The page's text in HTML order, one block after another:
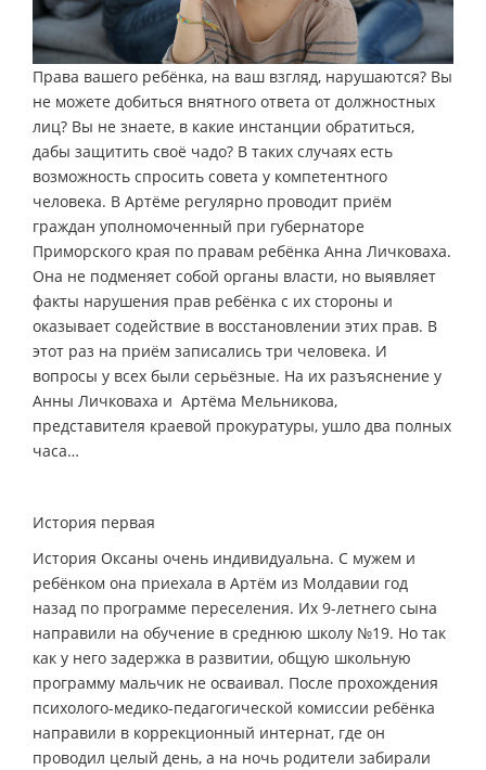
Права вашего ребёнка, на ваш взгляд, нарушаются? Вы
не можете добиться внятного ответа от должностных
лиц? Вы не знаете, в какие инстанции обратиться,
дабы защитить своё чадо? В таких случаях есть
возможность спросить совета у компетентного
человека. В Артёме регулярно проводит приём
граждан уполномоченный при губернаторе
Приморского края по правам ребёнка Анна Личковаха.
Она не подменяет собой органы власти, но выявляет
факты нарушения прав ребёнка с их стороны и
оказывает содействие в восстановлении этих прав. В
этот раз на приём записались три человека. И
вопросы у всех были серьёзные. На их разъяснение у
Анны Личковаха и Артёма Мельникова,
представителя краевой прокуратуры, ушло два полных
часа…
История первая
История Оксаны очень индивидуальна. С мужем и
ребёнком она приехала в Артём из Молдавии год
назад по программе переселения. Их 9-летнего сына
направили на обучение в среднюю школу №19. Но так
как у него задержка в развитии, общую школьную
программу мальчик не осваивал. После прохождения
психолого-медико-педагогической комиссии ребёнка
направили в коррекционный интернат, где он
проводил целый день, а на ночь родители забирали